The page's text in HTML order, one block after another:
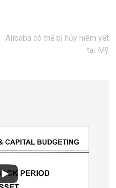
Alibaba có thể bị hủy niêm yết
tại Mỹ